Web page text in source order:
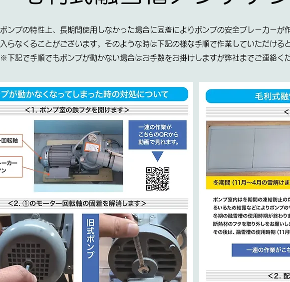
ポンプの特性上、長期間使用しなかった場合に固着によりポンプの安全ブレーカーが
入らなくることがございます。そのような時は下記の様な手順で作業していただける
※下記で手順でもポンプが動かない場合はお手数をお掛けしますが弊社までご連絡くだ